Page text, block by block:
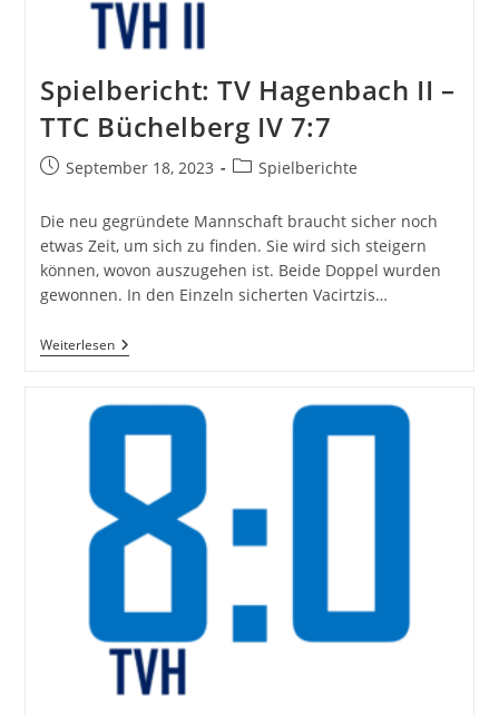
Spielbericht: TV Hagenbach II –
TTC Büchelberg IV 7:7
BeitragSeptember 18, 2023
Beitrags-
Spielberichte
Die neu gegründete Mannschaft braucht sicher noch
etwas Zeit, um sich zu finden. Sie wird sich steigern
können, wovon auszugehen ist. Beide Doppel wurden
gewonnen. In den Einzeln sicherten Vacirtzis…
WeiterlesenSpielbericht:
TV
TTC
7:7